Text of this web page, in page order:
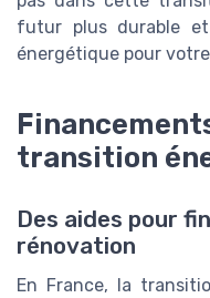
futur plus durable
énergétique pour
transition
Des aides pour
rénovation
En France, la